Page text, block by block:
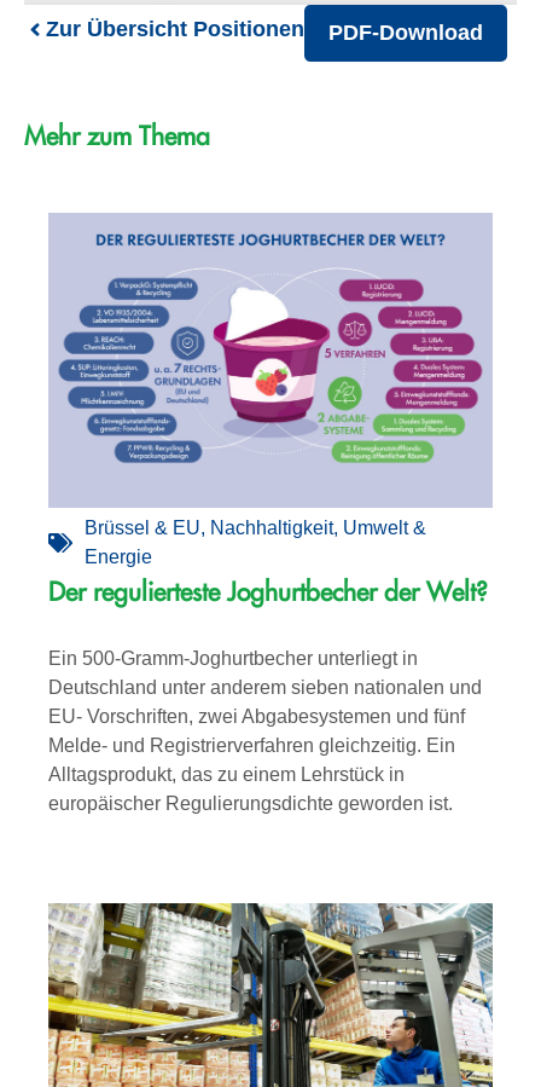
Zur Übersicht Positionen PDF-Download
Mehr zum Thema
Brüssel & EU, Nachhaltigkeit, Umwelt &
Energie
Der regulierteste Joghurtbecher der Welt?
Ein 500-Gramm-Joghurtbecher unterliegt in
Deutschland unter anderem sieben nationalen und
EU- Vorschriften, zwei Abgabesystemen und fünf
Melde- und Registrierverfahren gleichzeitig. Ein
Alltagsprodukt, das zu einem Lehrstück in
europäischer Regulierungsdichte geworden ist.